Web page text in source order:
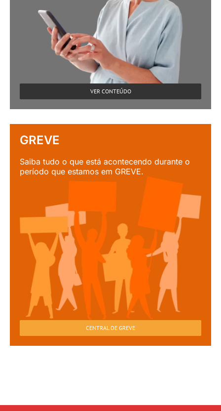
VER CONTEÚDO
GREVE
Saiba tudo o que está acontecendo durante o
período que estamos em GREVE.
CENTRAL DE GREVE